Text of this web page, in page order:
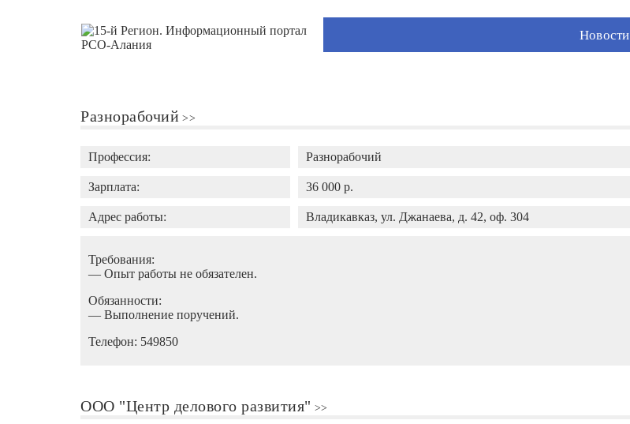
ВЛАДИКАВКАЗЕ
1.2 м/с
Новости
Разнорабочий
Профессия: Разнорабочий
Зарплата: 36 000 р.
Адрес работы: Владикавказ, ул. Джанаева, д. 42, оф. 304
Требования:
— Опыт работы не обязателен.
Обязанности:
— Выполнение поручений.
Телефон: 549850
ООО "Центр делового развития"